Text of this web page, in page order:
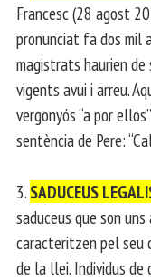
Francesc (28 agost
pronunciat fa dos mil
magistrats haurien de
vigents avui i arreu.
vergonyós “a por
sentència de Pere:
3. SADUCEUS
saduceus que son
caracteritzen pel seu
de la llei. Individus de